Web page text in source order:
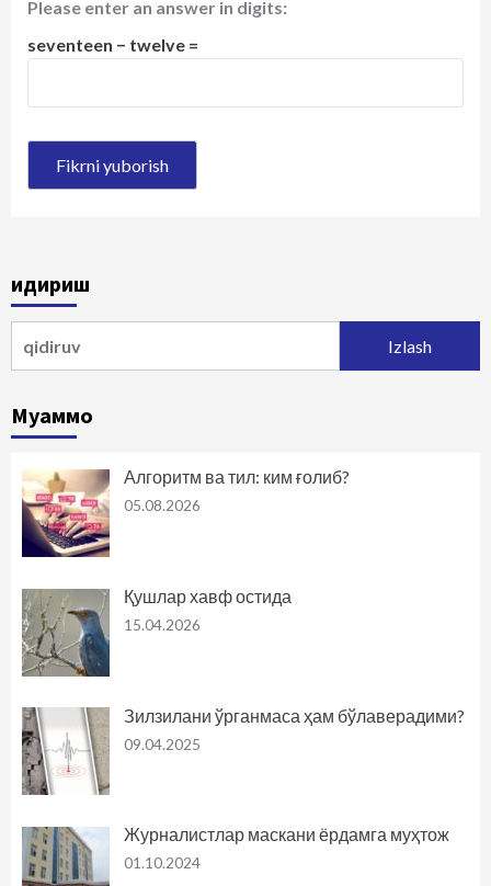
Please enter an answer in digits:
seventeen − twelve =
Қидириш
Муаммо
Алгоритм ва тил: ким ғолиб?
05.08.2026
Қушлар хавф остида
15.04.2026
Зилзилани ўрганмаса ҳам бўлаверадими?
09.04.2025
Журналистлар маскани ёрдамга муҳтож
01.10.2024